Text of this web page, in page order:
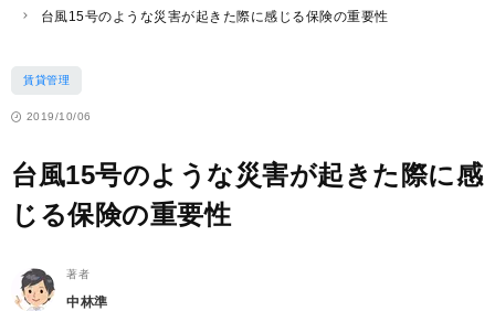
台風15号のような災害が起きた際に感じる保険の重要性
賃貸管理
2019/10/06
台風15号のような災害が起きた際に感
じる保険の重要性
著者
中林準